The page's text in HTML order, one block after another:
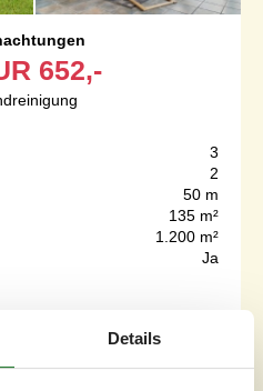
652,-
3
2
50 m
135 m²
1.200 m²
Ja
auf das Wasser. Offene,
Details